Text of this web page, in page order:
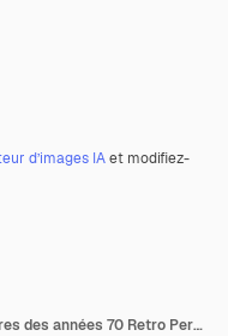
d’images IAet modifiez-
Vintage Grunge Co Banner à rayures des années 70 Retro Perspective Lines Rainbow